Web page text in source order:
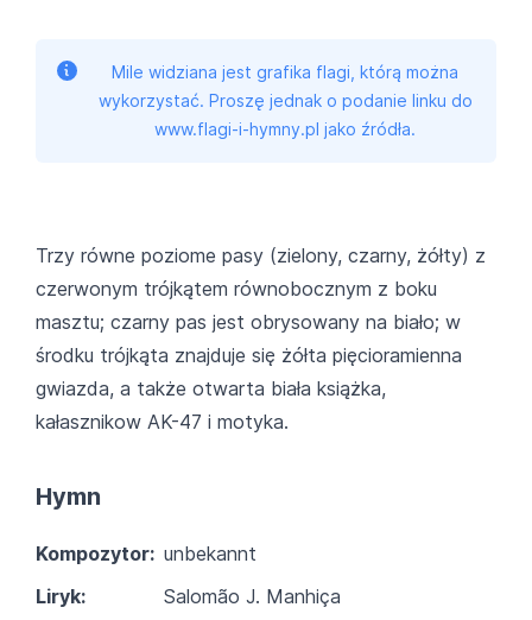
Mile widziana jest grafika flagi, którą można
wykorzystać. Proszę jednak o podanie linku do
www.flagi-i-hymny.pl jako źródła.
Trzy równe poziome pasy (zielony, czarny, żółty) z
czerwonym trójkątem równobocznym z boku
masztu; czarny pas jest obrysowany na biało; w
środku trójkąta znajduje się żółta pięcioramienna
gwiazda, a także otwarta biała książka,
kałasznikow AK-47 i motyka.
Hymn
Kompozytor: unbekannt
Liryk:
Salomão J. Manhiça